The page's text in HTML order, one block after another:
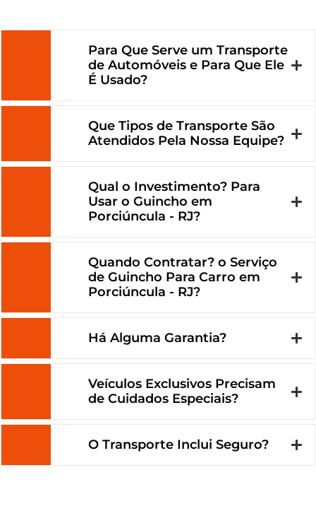
Para Que Serve um Transporte
de Automóveis e Para Que Ele
É Usado?
Que Tipos de Transporte São
Atendidos Pela Nossa Equipe?
Qual o Investimento? Para
Usar o Guincho em
Porciúncula - RJ?
Quando Contratar? o Serviço
de Guincho Para Carro em
Porciúncula - RJ?
Há Alguma Garantia?
Veículos Exclusivos Precisam
de Cuidados Especiais?
O Transporte Inclui Seguro?